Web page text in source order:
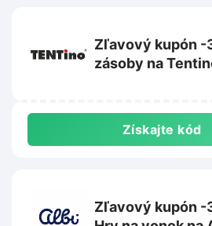
Zľavový kupón -
zásoby na
Získajte kód
Zľavový kupón -